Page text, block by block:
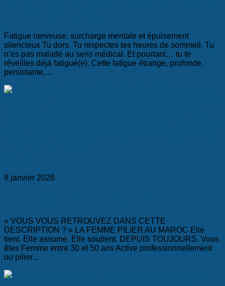
Fatigue nerveuse, surcharge mentale et épuisement
silencieux Tu dors. Tu respectes tes heures de sommeil. Tu
n’es pas malade au sens médical. Et pourtant… tu te
réveilles déjà fatigué(e). Cette fatigue étrange, profonde,
persistante,...
8 janvier 2026
« VOUS VOUS RETROUVEZ DANS CETTE
DESCRIPTION ? » LA FEMME PILIER AU MAROC Elle
tient. Elle assume. Elle soutient. DEPUIS TOUJOURS. Vous
êtes Femme entre 30 et 50 ans Active professionnellement
ou pilier...